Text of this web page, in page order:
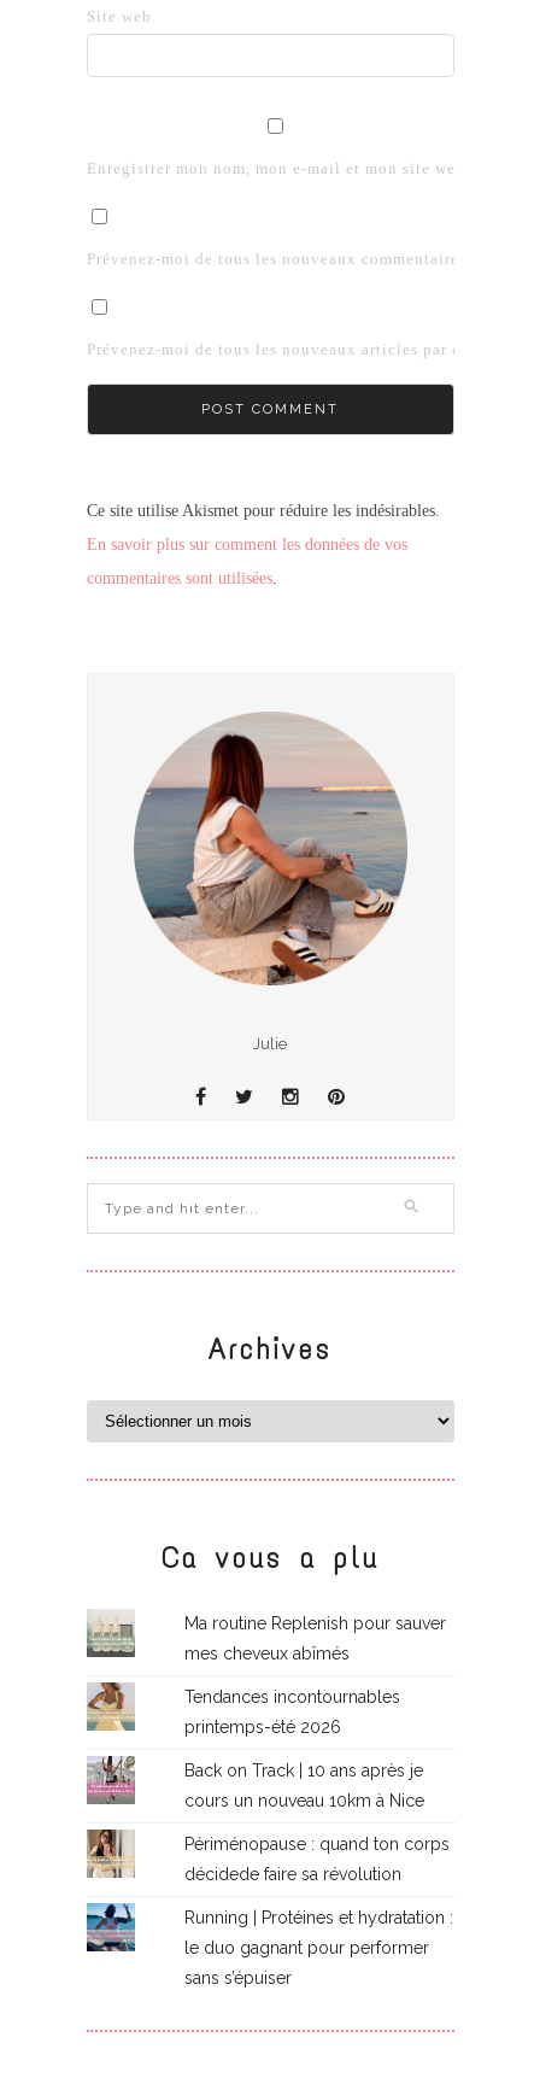
Site web
Enregistrer mon nom, mon e-mail et mon site web dans le
Prévenez-moi de tous les nouveaux commentaires par e-
Prévenez-moi de tous les nouveaux articles par e-mail.
Ce site utilise Akismet pour réduire les indésirables.
En savoir plus sur comment les données de vos
commentaires sont utilisées.
Julie
Archives
Ca vous a plu
Ma routine Replenish pour sauver
mes cheveux abîmés
Tendances incontournables
printemps-été 2026
Back on Track | 10 ans après je
cours un nouveau 10km à Nice
Périménopause : quand ton corps
décidede faire sa révolution
Running | Protéines et hydratation :
le duo gagnant pour performer
sans s’épuiser